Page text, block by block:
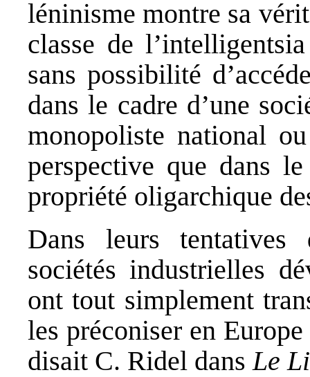
léninisme montre sa
classe de
sans possibilité
dans le cadre d’une
monopoliste national
perspective que dans
propriété oligarchique
Dans leurs tentatives
sociétés industrielles
ont tout simplement
les préconiser en
disait C. Ridel dans Le